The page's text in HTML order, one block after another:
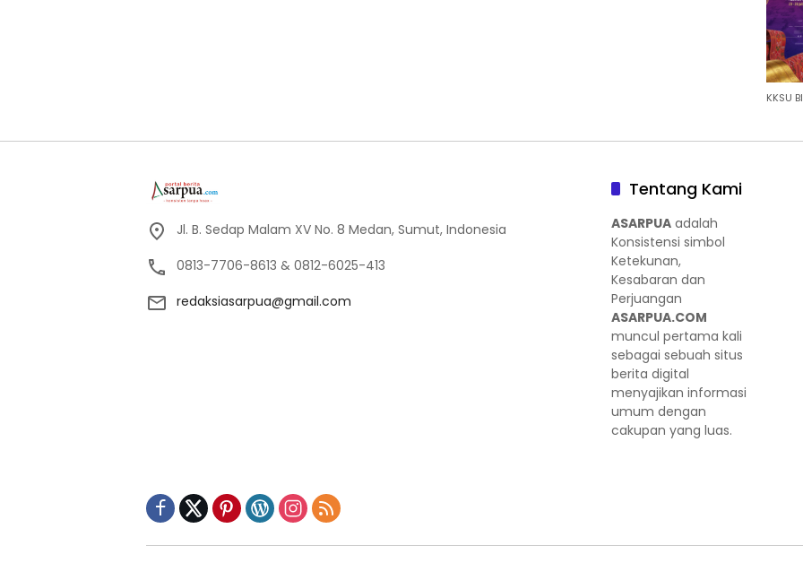
KKSU BI
Jl. B. Sedap Malam XV No. 8 Medan, Sumut, Indonesia
0813-7706-8613 & 0812-6025-413
redaksiasarpua@gmail.com
Tentang Kami
ASARPUA adalah
Konsistensi simbol
Ketekunan,
Kesabaran dan
Perjuangan
ASARPUA.COM
muncul pertama kali
sebagai sebuah situs
berita digital
menyajikan informasi
umum dengan
cakupan yang luas.